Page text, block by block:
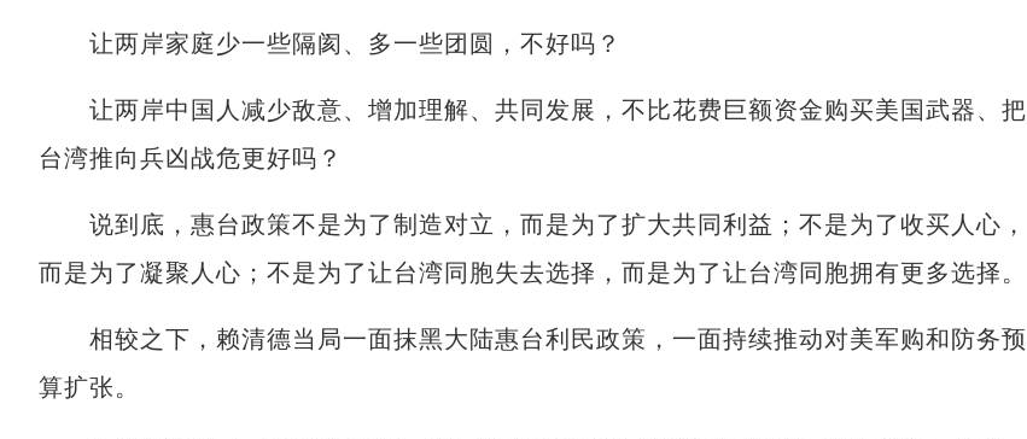
让两岸家庭少一些隔阂、多一些团圆，不好吗？
让两岸中国人减少敌意、增加理解、共同发展，不比花费巨额资金购买美国武器、把
台湾推向兵凶战危更好吗？
说到底，惠台政策不是为了制造对立，而是为了扩大共同利益；不是为了收买人心，
而是为了凝聚人心；不是为了让台湾同胞失去选择，而是为了让台湾同胞拥有更多选择。
相较之下，赖清德当局一面抹黑大陆惠台利民政策，一面持续推动对美军购和防务预
算扩张。